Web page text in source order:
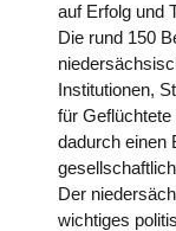
auf Erfolg und
Die rund 150
Institutionen,
für Geflüchtete
dadurch einen
Der
wichtiges